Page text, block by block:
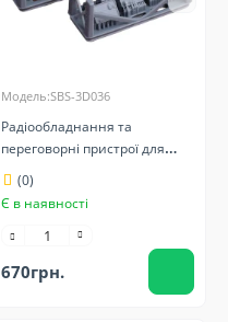
Модель:SBS-3D036
Радіообладнання та
переговорні пристрої для
Sd.Kfz 234/4
(0)
Є в наявності
670грн.